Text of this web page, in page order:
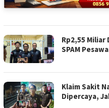
Rp2,55
SPAM
Klaim Sakit
Dipercaya,